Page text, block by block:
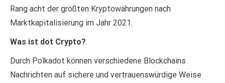
Rang acht der größten Kryptowährungen nach
Marktkapitalisierung im Jahr 2021.
Was ist dot Crypto?
Durch Polkadot können verschiedene Blockchains
Nachrichten auf sichere und vertrauenswürdige Weise